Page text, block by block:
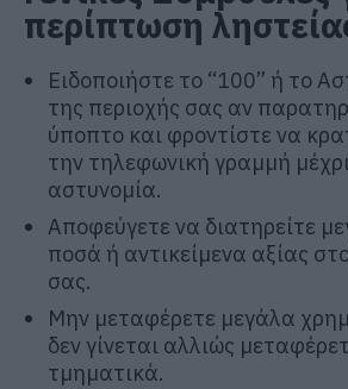
περίπτωση
Ειδοποιήστε το “100” ή το
της περιοχής σας αν
ύποπτο και φροντίστε να
την τηλεφωνική γραµµή
αστυνοµία.
Αποφεύγετε να διατηρείτε
ποσά ή αντικείµενα αξίας
σας.
Μην µεταφέρετε µεγάλα
δεν γίνεται αλλιώς
τµηµατικά.